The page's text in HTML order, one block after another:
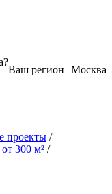
Москва
Ваш регион
?
проекты /
300 м² /